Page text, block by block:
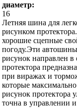
диаметр:
16
Летняя шина для
рисунком
хорошие сцепные
погоду.Эти
рисунок направлен в
протектора
при виражах и
которые
рисунок протектора
точна в управлении